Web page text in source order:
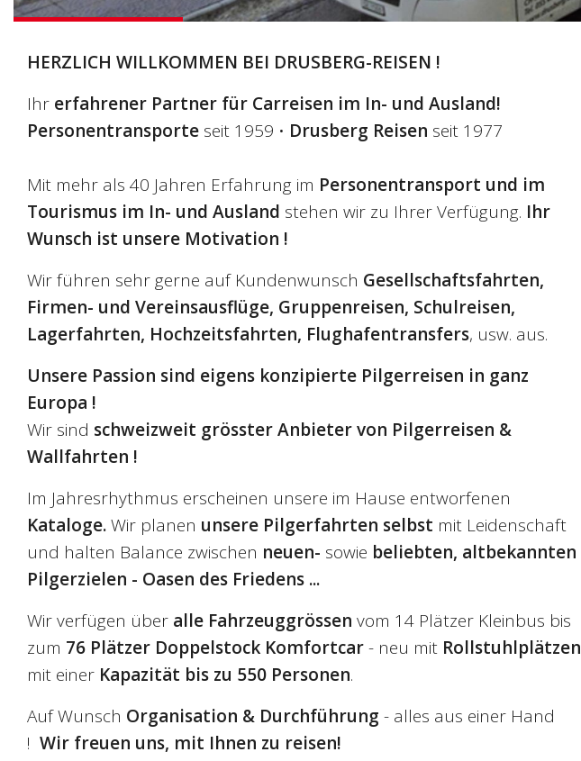
HERZLICH WILLKOMMEN BEI DRUSBERG-REISEN !
Ihr erfahrener Partner für Carreisen im In- und Ausland!
Personentransporte seit 1959 • Drusberg Reisen seit 1977
Mit mehr als 40 Jahren Erfahrung im Personentransport und im
Tourismus im In- und Ausland stehen wir zu Ihrer Verfügung. Ihr
Wunsch ist unsere Motivation !
Wir führen sehr gerne auf Kundenwunsch Gesellschaftsfahrten,
Firmen- und Vereinsausflüge, Gruppenreisen, Schulreisen,
Lagerfahrten, Hochzeitsfahrten, Flughafentransfers, usw. aus.
Unsere Passion sind eigens konzipierte Pilgerreisen in ganz
Europa !
Wir sind schweizweit grösster Anbieter von Pilgerreisen &
Wallfahrten !
Im Jahresrhythmus erscheinen unsere im Hause entworfenen
Kataloge.Wir planen unsere Pilgerfahrten selbst mit Leidenschaft
und halten Balance zwischen neuen- sowie beliebten, altbekannten
Pilgerzielen - Oasen des Friedens ...
Wir verfügen über alle Fahrzeuggrössen vom 14 Plätzer Kleinbus bis
zum 76 Plätzer Doppelstock Komfortcar- neu mit Rollstuhlplätzen
mit einer Kapazität bis zu 550 Personen.
Auf Wunsch Organisation & Durchführung - alles aus einer Hand
! Wir freuen uns, mit Ihnen zu reisen!